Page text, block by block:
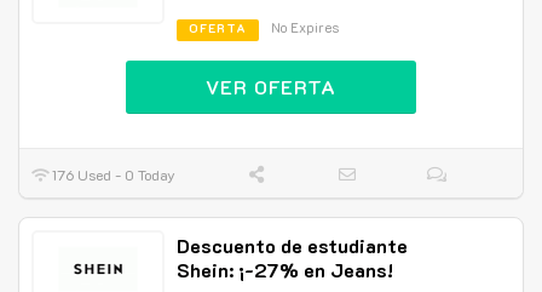
OFERTA No Expires
VER OFERTA
176 Used - 0 Today
Descuento de estudiante
Shein: ¡-27% en Jeans!